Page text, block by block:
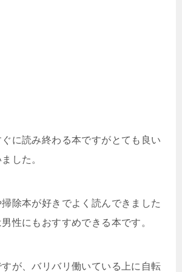
に読み終わる本ですがとても良い
した。
除本が好きでよく読んできました
性にもおすすめできる本です。
が、バリバリ働いている上に自転